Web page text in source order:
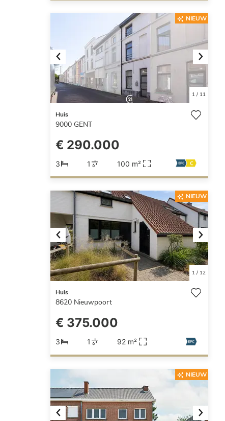
Previous Next
1/ 11
NIEUW
Huis
9000 GENT
€ 290.000
3 1 100 m²
Previous Next
1/ 12
NIEUW
Huis
8620 Nieuwpoort
€ 375.000
3 1 92 m²
NIEUW